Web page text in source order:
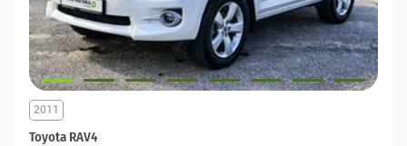
Toyota RAV4
2011